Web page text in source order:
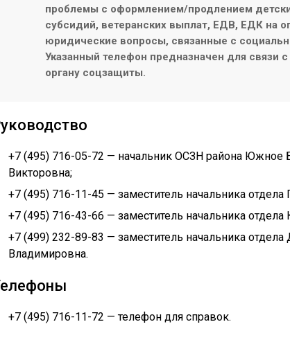
проблемы с оформлением/продлением
субсидий, ветеранских выплат, ЕДВ, ЕДК на
юридические вопросы, связанные с
Указанный телефон предназначен для связи
органу соцзащиты.
+7 (495) 716-05-72 — начальник ОСЗН района Южное
Викторовна;
+7 (495) 716-11-45 — заместитель начальника отдела
+7 (495) 716-43-66 — заместитель начальника
+7 (499) 232-89-83 — заместитель начальника
Владимировна.
+7 (495) 716-11-72 — телефон для справок.